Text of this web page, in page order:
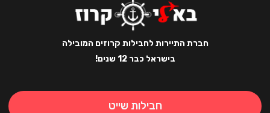
חברת התיירות לחבילות קרוזים המובילה
בישראל כבר 12 שנים!
חבילות שייט